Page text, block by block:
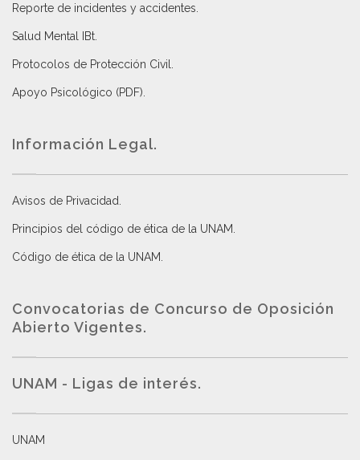
Reporte de incidentes y accidentes
Salud Mental IBt
Protocolos de Protección Civil
Apoyo Psicológico (PDF)
Información Legal.
Avisos de Privacidad
Principios del código de ética de la UNAM
Código de ética de la UNAM
Convocatorias de Concurso de Oposición
Abierto Vigentes.
UNAM - Ligas de interés.
UNAM